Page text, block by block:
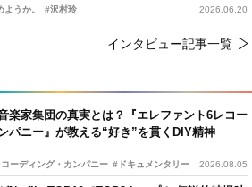
楽家集団の真実とは？『エレファント6レコー
パニー』が教える“好き”を貫くDIY精神
ーディング・カンパニー #ドキュメンタリー 2026.08.05
うか。 #沢村玲 2026.06.20
インタビュー記事一覧